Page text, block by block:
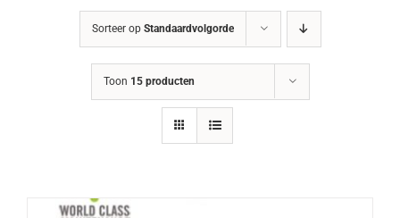
Sorteer op Standaardvolgorde
Toon 15 producten